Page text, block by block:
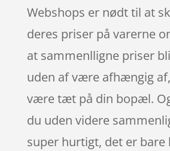
Webshops er nødt til at
deres priser på varerne
at sammenlligne priser
uden af være afhængig
være tæt på din bopæl.
du uden videre
super hurtigt, det er bare